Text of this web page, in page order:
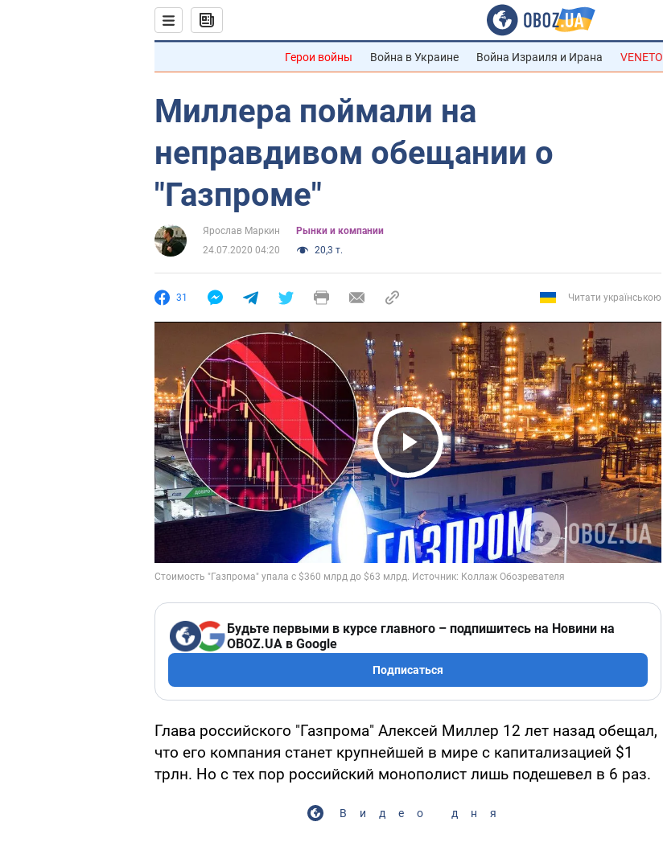
Герои войны Война в Украине Война Израиля и Ирана VENETO
Миллера поймали на
неправдивом обещании о
"Газпроме"
Ярослав Маркин
Рынки и компании
24.07.2020 04:20
20,3 т.
31 Читати українською
Play Video
Будьте первыми в курсе главного – подпишитесь на Новини на
OBOZ.UA в Google
Подписаться
Глава российского "Газпрома" Алексей Миллер 12 лет назад обещал,
что его компания станет крупнейшей в мире с капитализацией $1
трлн. Но с тех пор российский монополист лишь подешевел в 6 раз.
Видео дня